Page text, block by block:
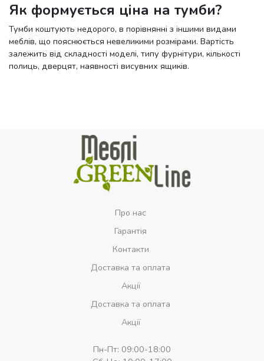
Як формується ціна на тумби?
Тумби коштують недорого, в порівнянні з іншими видами
меблів, що пояснюється невеликими розмірами. Вартість
залежить від складності моделі, типу фурнітури, кількості
полиць, дверцят, наявності висувних ящиків.
Про нас
Гарантія
Контакти
Доставка та оплата
Акції
Доставка та оплата
Акції
Пн-Пт: 09:00-18:00